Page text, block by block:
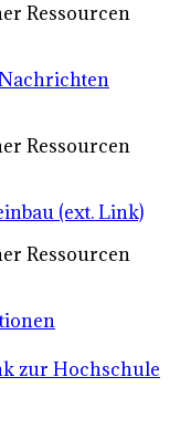
Ressourcen
Ressourcen
(ext. Link)
Ressourcen
zur Hochschule